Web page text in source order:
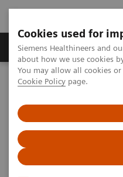
Cookies used for
Siemens Healthineers and
about how we use cookies
You may allow all cookies
Cookie Policy page.
Zobrazovací technika
Home Zobrazovací technika